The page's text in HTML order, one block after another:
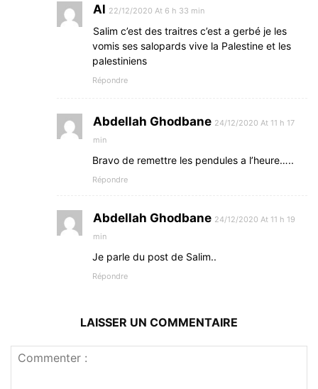
Al 22/12/2020 At 6 h 33 min
Salim c’est des traitres c’est a gerbé je les
vomis ses salopards vive la Palestine et les
palestiniens
Répondre
Abdellah Ghodbane 24/12/2020 At 11 h 17
min
Bravo de remettre les pendules a l’heure…..
Répondre
Abdellah Ghodbane 24/12/2020 At 11 h 19
min
Je parle du post de Salim..
Répondre
LAISSER UN COMMENTAIRE